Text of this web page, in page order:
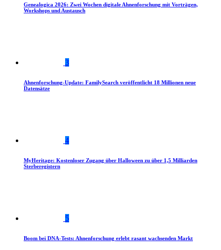
Genealogica 2026: Zwei Wochen digitale Ahnenforschung mit Vorträgen,
Workshops und Austausch
3
Ahnenforschung-Update: FamilySearch veröffentlicht 18 Millionen neue
Datensätze
4
MyHeritage: Kostenloser Zugang über Halloween zu über 1,5 Milliarden
Sterberegistern
5
Boom bei DNA-Tests: Ahnenforschung erlebt rasant wachsenden Markt